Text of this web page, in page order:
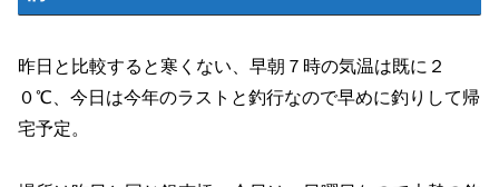
昨日と比較すると寒くない、早朝７時の気温は既に２
０℃、今日は今年のラストと釣行なので早めに釣りして帰
宅予定。